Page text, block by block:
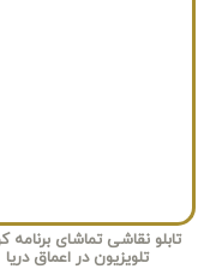
تابلو نقاشی تماشای برنامه
تلویزیون در اعماق دریا